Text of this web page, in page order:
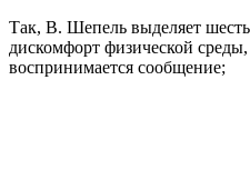
Так, В. Шепель выделяет
дискомфорт физической
воспринимается сообщение;